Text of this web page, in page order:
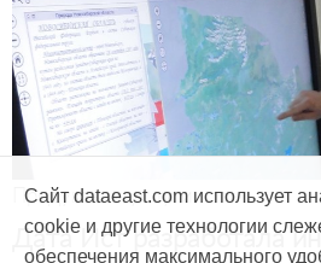
Продукты и услуги
Дата Ист разработала
Сайт dataeast.com использует
cookie и другие технологии
обеспечения максимального